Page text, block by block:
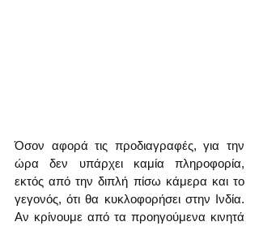
Όσον αφορά τις προδιαγραφές, για την
ώρα δεν υπάρχει καμία πληροφορία,
εκτός από την διπλή πίσω κάμερα και το
γεγονός, ότι θα κυκλοφορήσει στην Ινδία.
Αν κρίνουμε από τα προηγούμενα κινητά